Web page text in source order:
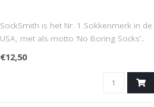
SockSmith is het Nr. 1 Sokkenmerk in de
USA, met als motto ‘No Boring Socks’..
€12,50